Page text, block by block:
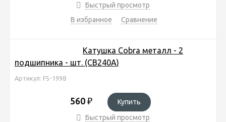
Быстрый просмотр
В избранное
Сравнение
Катушка Cobra металл - 2
подшипника - шт. (CB240A)
Артикул: FS-1998
560 ₽
Купить
Быстрый просмотр